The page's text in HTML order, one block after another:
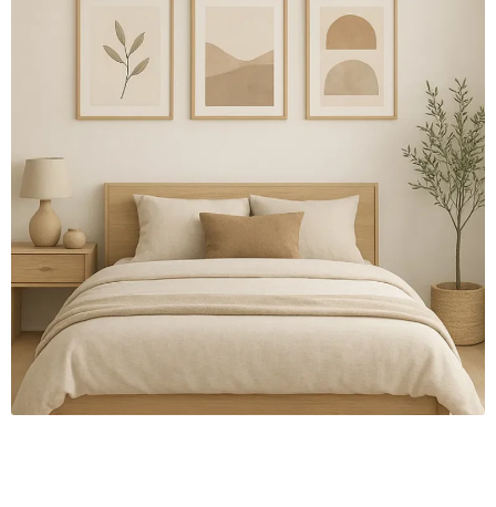
Thông tin chung & hỗ trợ
Trang mẫu
Tranh biểu tượng văn hoá Việt Nam
Tranh dán tường
Tranh dự án